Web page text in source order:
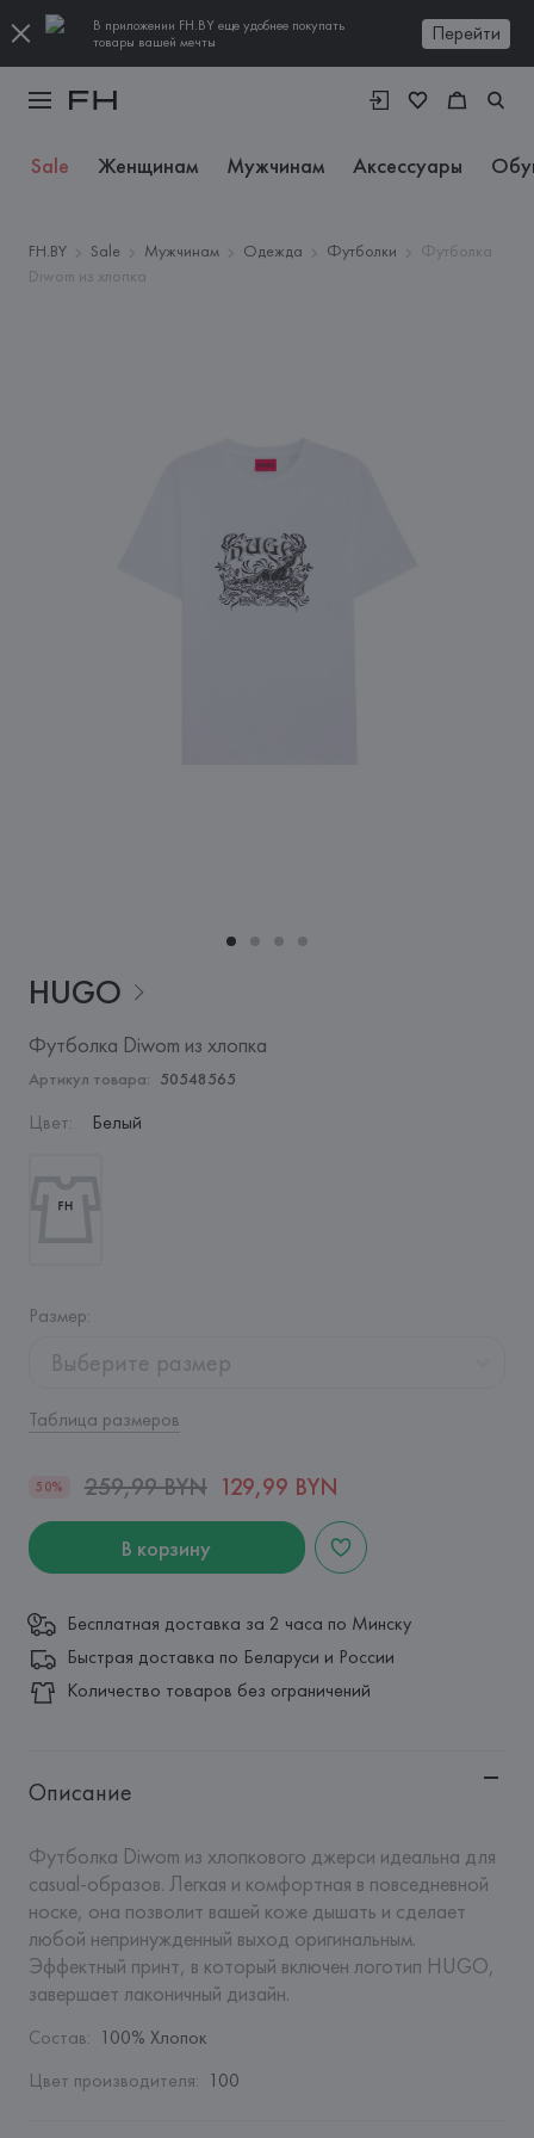
В приложении FH.BY еще удобнее покупать
товары вашей мечты
Перейти
Sale Женщинам Мужчинам Аксессуары
FH.BY Sale Мужчинам Одежда Футболки
Футболка
Diwom из хлопка
HUGO
Футболка Diwom из хлопка
Артикул товара: 50548565
Цвет: Белый
Размер:
Выберите размер
Таблица размеров
50% 259,99 BYN 129,99 BYN
В корзину
Бесплатная доставка за 2 часа по Минску
Быстрая доставка по Беларуси и России
Количество товаров без ограничений
Описание
Футболка Diwom из хлопкового джерси идеальна для
casual-образов. Легкая и комфортная в повседневной
носке, она позволит вашей коже дышать и сделает
любой непринужденный выход оригинальным.
Эффектный принт, в который включен логотип HUGO,
завершает лаконичный дизайн.
Состав: 100% Хлопок
Цвет производителя: 100